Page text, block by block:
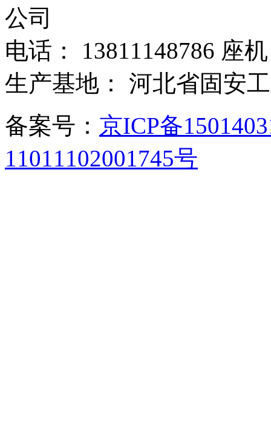
公司
电话： 13811148786 座
生产基地： 河北省固
备案号： 京ICP备
11011102001745号